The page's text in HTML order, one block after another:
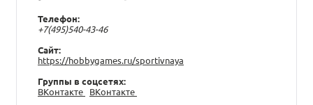
Телефон:
+7(495)540-43-46
Сайт:
https://hobbygames.ru/sportivnaya
Группы в соцсетях:
ВКонтакте ВКонтакте